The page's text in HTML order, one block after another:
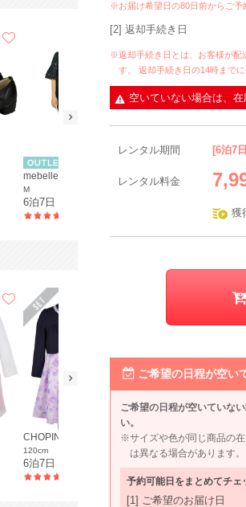
※お届け希望日の80日前からご予
[2] 返却手続き日
※返却手続き日とは、お客様が配
す。 返却手続き日の14時まで
空いていない場合は、
レンタル期間 [6泊7
レンタル料金
獲
ご希望の日程が空い
ご希望の日程が空いていな
い。
※サイズや色が同じ商品の在
は異なる場合があります。
予約可能日をまとめてチェ
[1] ご希望のお届け日
mebelle muse
M
6泊7日
CHOPIN
120cm
6泊7日
ELLE en noir
120cm
5件
ELLE
120cm